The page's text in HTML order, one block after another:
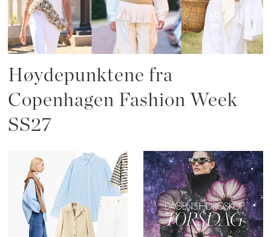
Høydepunktene fra
Copenhagen Fashion Week
SS27